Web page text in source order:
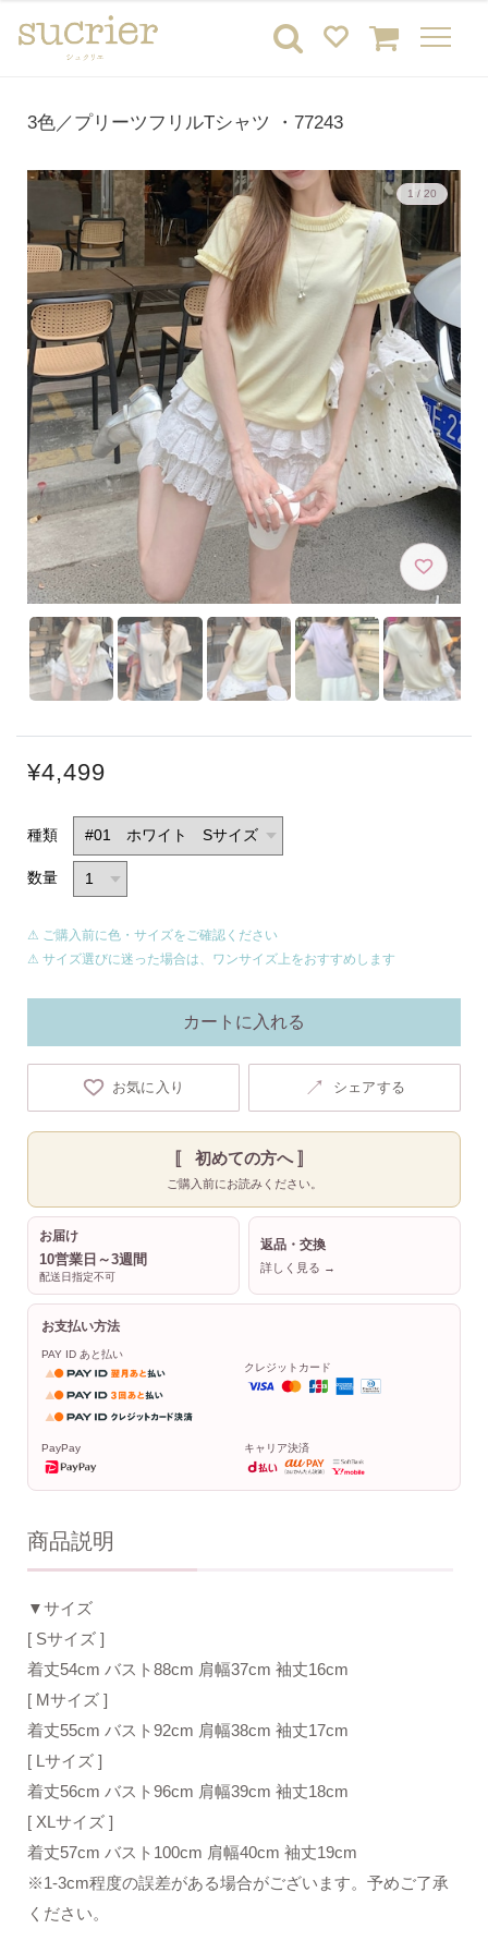
3色／プリーツフリルTシャツ ・77243
1 / 20
¥4,499
種類
数量
⚠ ご購入前に色・サイズをご確認ください
⚠ サイズ選びに迷った場合は、ワンサイズ上をおすすめします
カートに入れる
お気に入り ↗ シェアする
〚 初めての方へ 〛
ご購入前にお読みください。
お届け
10営業日～3週間
配送日指定不可
返品・交換
詳しく見る →
お支払い方法
PAY ID あと払い
クレジットカード
PayPay キャリア決済
商品説明
▼サイズ
[ Sサイズ ]
着丈54cm バスト88cm 肩幅37cm 袖丈16cm
[ Mサイズ ]
着丈55cm バスト92cm 肩幅38cm 袖丈17cm
[ Lサイズ ]
着丈56cm バスト96cm 肩幅39cm 袖丈18cm
[ XLサイズ ]
着丈57cm バスト100cm 肩幅40cm 袖丈19cm
※1-3cm程度の誤差がある場合がございます。予めご了承
ください。